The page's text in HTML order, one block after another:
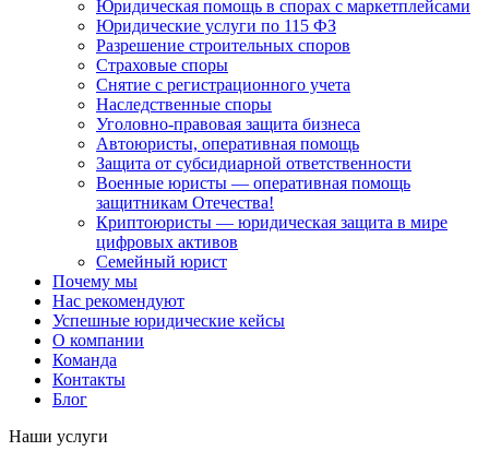
Юридическая помощь в спорах с маркетплейсами
Юридические услуги по 115 ФЗ
Разрешение строительных споров
Страховые споры
Снятие с регистрационного учета
Наследственные споры
Уголовно-правовая защита бизнеса
Автоюристы, оперативная помощь
Защита от субсидиарной ответственности
Военные юристы — оперативная помощь
защитникам Отечества!
Криптоюристы — юридическая защита в мире
цифровых активов
Семейный юрист
Почему мы
Нас рекомендуют
Успешные юридические кейсы
О компании
Команда
Контакты
Блог
Наши услуги